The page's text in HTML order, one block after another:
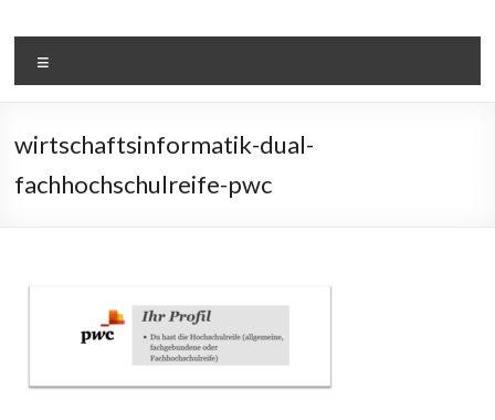
Inhalt
springen
Duales-Studium-
Wirtschaftsinformatik.de
wirtschaftsinformatik-dual-
fachhochschulreife-pwc